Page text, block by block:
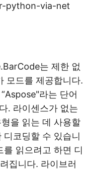
python-via-net
는 제한 없
모드를 제공합니다.
라는 단어
. 라이센스가 없는
을 읽는 데 사용할
코딩할 수 있습니
읽으려고 하면 디
집니다. 라이브러